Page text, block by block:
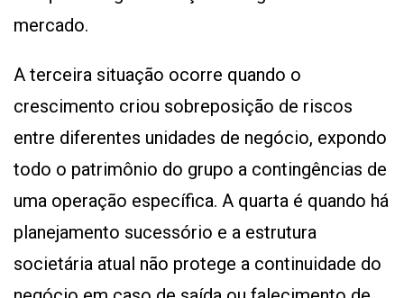
mercado.
A terceira situação ocorre quando o
crescimento criou sobreposição de riscos
entre diferentes unidades de negócio, expondo
todo o patrimônio do grupo a contingências de
uma operação específica. A quarta é quando há
planejamento sucessório e a estrutura
societária atual não protege a continuidade do